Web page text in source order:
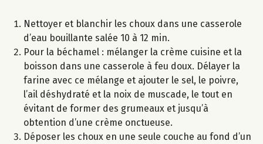
Nettoyer et blanchir les choux dans une casserole
d’eau bouillante salée 10 à 12 min.
Pour la béchamel : mélanger la crème cuisine et la
boisson dans une casserole à feu doux. Délayer la
farine avec ce mélange et ajouter le sel, le poivre,
l’ail déshydraté et la noix de muscade, le tout en
évitant de former des grumeaux et jusqu’à
obtention d’une crème onctueuse.
Déposer les choux en une seule couche au fond d’un